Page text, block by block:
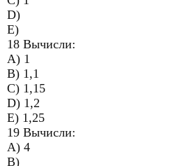
D)
E)
18 Вычисли:
A) 1
B) 1,1
C) 1,15
D) 1,2
E) 1,25
19 Вычисли:
A) 4
B)